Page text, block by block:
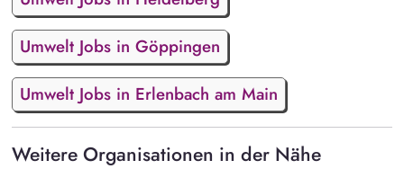
Umwelt Jobs in Göppingen
Umwelt Jobs in Erlenbach am Main
Weitere Organisationen in der Nähe